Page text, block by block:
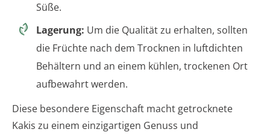
Süße.
Lagerung: Um die Qualität zu erhalten, sollten
die Früchte nach dem Trocknen in luftdichten
Behältern und an einem kühlen, trockenen Ort
aufbewahrt werden.
Diese besondere Eigenschaft macht getrocknete
Kakis zu einem einzigartigen Genuss und